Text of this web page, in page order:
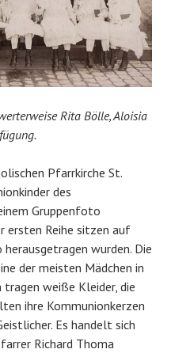
Rita Bölle, Aloisia
Pfarrkirche St.
des
Gruppenfoto
ersten Reihe sitzen auf
wurden. Die
der meisten Mädchen in
weiße Kleider, die
ihre Kommunionkerzen
Es handelt sich
Richard Thoma